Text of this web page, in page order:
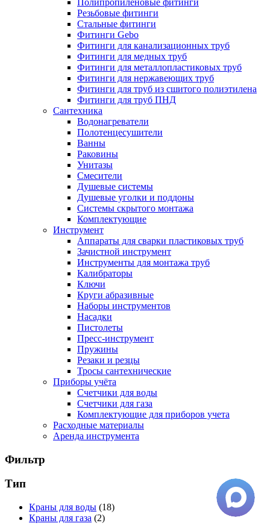
Резьбовые фитинги
Стальные фитинги
Фитинги Gebo
Фитинги для канализационных труб
Фитинги для медных труб
Фитинги для металлопластиковых труб
Фитинги для нержавеющих труб
Фитинги для труб из сшитого полиэтилена
Фитинги для труб ПНД
Сантехника
Водонагреватели
Полотенцесушители
Ванны
Раковины
Унитазы
Смесители
Душевые системы
Душевые уголки и поддоны
Системы скрытого монтажа
Комплектующие
Инструмент
Аппараты для сварки пластиковых труб
Зачистной инструмент
Инструменты для монтажа труб
Калибраторы
Ключи
Круги абразивные
Наборы инструментов
Насадки
Пистолеты
Пресс-инструмент
Пружины
Резаки и резцы
Тросы сантехнические
Приборы учёта
Счетчики для воды
Счетчики для газа
Комплектующие для приборов учета
Расходные материалы
Аренда инструмента
Фильтр
Тип
Краны для воды (18)
Краны для газа (2)